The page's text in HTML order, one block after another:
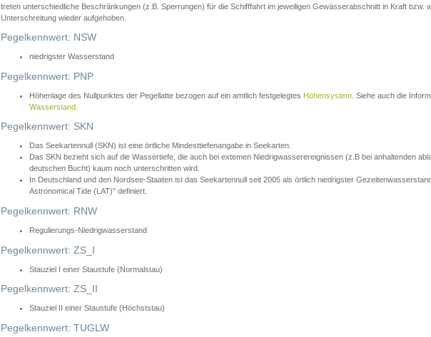
treten unterschiedliche Beschränkungen (z.B. Sperrungen) für die Schifffahrt im jeweiligen Gewässerabschnitt in Kraft bzw.
Unterschreitung wieder aufgehoben.
Pegelkennwert: NSW
niedrigster Wasserstand
Pegelkennwert: PNP
Höhenlage des Nullpunktes der Pegellatte bezogen auf ein amtlich festgelegtes Höhensystem . Siehe auch die
Wasserstand
Pegelkennwert: SKN
Das Seekartennull (SKN) ist eine örtliche Mindesttiefenangabe in Seekarten.
Das SKN bezieht sich auf die Wassertiefe, die auch bei extemen Niedrigwasserereignissen (z.B bei anhaltenden
deutschen Bucht) kaum noch unterschritten wird.
In Deutschland und den Nordsee-Staaten ist das Seekartennull seit 2005 als örtlich niedrigster
Astronomical Tide (LAT)" definiert.
Pegelkennwert: RNW
Regulierungs-Niedrigwasserstand
Pegelkennwert: ZS_I
Stauziel I einer Staustufe (Normalstau)
Pegelkennwert: ZS_II
Stauziel II einer Staustufe (Höchststau)
Pegelkennwert: TUGLW